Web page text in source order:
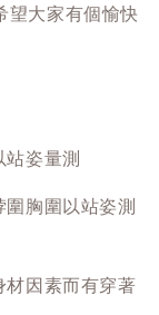
望大家有個愉快
姿量測
胸圍以站姿測
材因素而有穿著